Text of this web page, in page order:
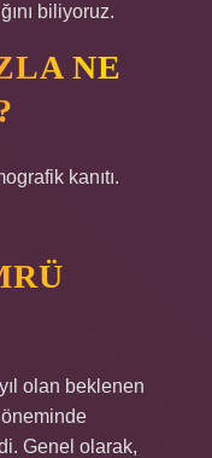
biliyoruz.
NE
kanıtı.
olan beklenen
Genel olarak,